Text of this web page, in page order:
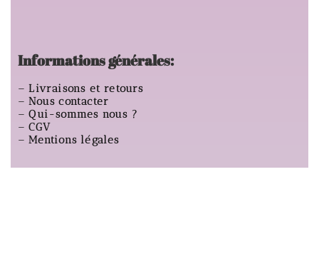
Informations générales:
–Livraisons et retours
–Nous contacter
–Qui-sommes nous ?
–CGV
–Mentions légales